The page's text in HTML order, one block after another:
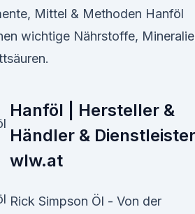
Mittel & Methoden Hanföl
wichtige Nährstoffe,
Hanföl | Hersteller &
Händler & Dienstleister
wlw.at
Rick Simpson Öl - Von der